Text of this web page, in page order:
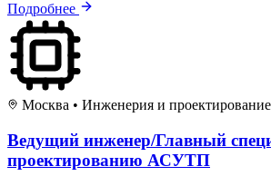
Подробнее
Москва • Инженерия и проектирование
Ведущий инженер/Главный
проектированию АСУТП